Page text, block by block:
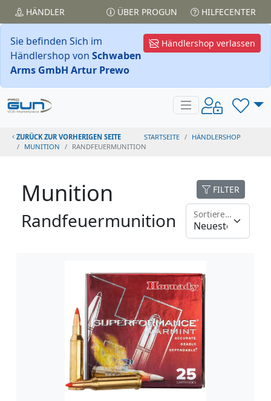
HÄNDLER ÜBER PROGUN HILFECENTER
Händlershop verlassen
Sie befinden Sich im
Händlershop von Schwaben
Arms GmbH Artur Prewo
ZURÜCK ZUR VORHERIGEN SEITE STARTSEITE
HÄNDLERSHOP
MUNITION
RANDFEUERMUNITION
Munition
Randfeuermunition
FILTER
Sortieren nach